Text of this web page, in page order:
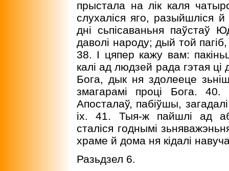
прыстала на лік каля
слухаліся яго, разыйшліся
дні сьпісаваньня паўстаў
даволі народу; дый той
38. I цяпер кажу вам:
калі ад людзей рада гэтая
Бога, дык ня здолееце
змагарамі проці Бога. 40.
Апосталаў, пабіўшы,
іх. 41. Тыя-ж пайшлі ад
сталіся годнымі
храме й дома ня кідалі
Разьдзел 6.